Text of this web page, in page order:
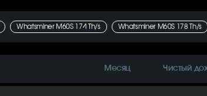
Whatsminer M60S 174 Th/s Whatsminer M60S 178 Th/s
Месяц Чистый